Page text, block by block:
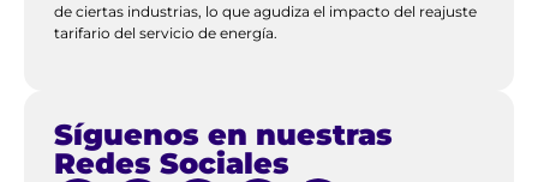
de ciertas industrias, lo que agudiza el impacto del reajuste
tarifario del servicio de energía.
Síguenos en nuestras
Redes Sociales